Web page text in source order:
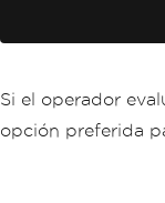
Si el operador
opción preferida